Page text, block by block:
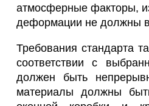
атмосферные факторы,
деформации не должны
Требования стандарта
соответствии с
должен быть
материалы должны